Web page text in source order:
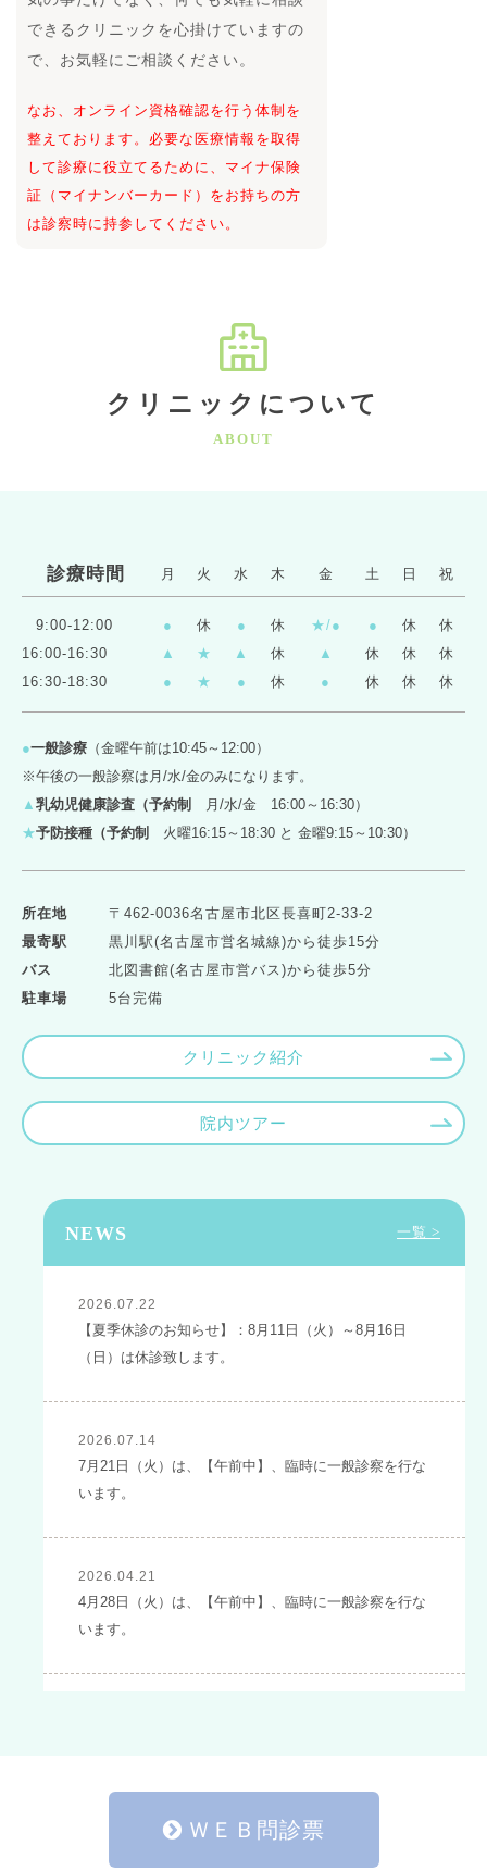
できるクリニックを心掛けていますの
で、お気軽にご相談ください。
なお、オンライン資格確認を行う体制を
整えております。必要な医療情報を取得
して診療に役立てるために、マイナ保険
証（マイナンバーカード）をお持ちの方
は診察時に持参してください。
クリニックについて
ABOUT
診療時間 月 火 水 木 金 土 日 祝
9:00-12:00 ● 休 ● 休 ★/● ● 休
休
16:00-16:30
▲ ★ ▲ 休 ▲ 休 休
休
16:30-18:30
● ★ ● 休 ● 休 休 休
●一般診療 （金曜午前は10:45～12:00）
※午後の一般診察は月/水/金のみになります。
▲ 乳幼児健康診査（予約制
月/水/金 16:00～16:30）
★予防接種（予約制 火曜16:15～18:30 と 金曜9:15～10:30）
所在地
〒462-0036名古屋市北区長喜町2-33-2
最寄駅
黒川駅(名古屋市営名城線)から徒歩15分
バス
北図書館(名古屋市営バス)から徒歩5分
駐車場
5台完備
クリニック紹介
院内ツアー
NEWS 一覧 >
2026.07.22
【夏季休診のお知らせ】：8月11日（火）～8月16日
（日）は休診致します。
2026.07.14
7月21日（火）は、【午前中】、臨時に一般診察を行な
います。
2026.04.21
4月28日（火）は、【午前中】、臨時に一般診察を行な
います。
ＷＥＢ問診票